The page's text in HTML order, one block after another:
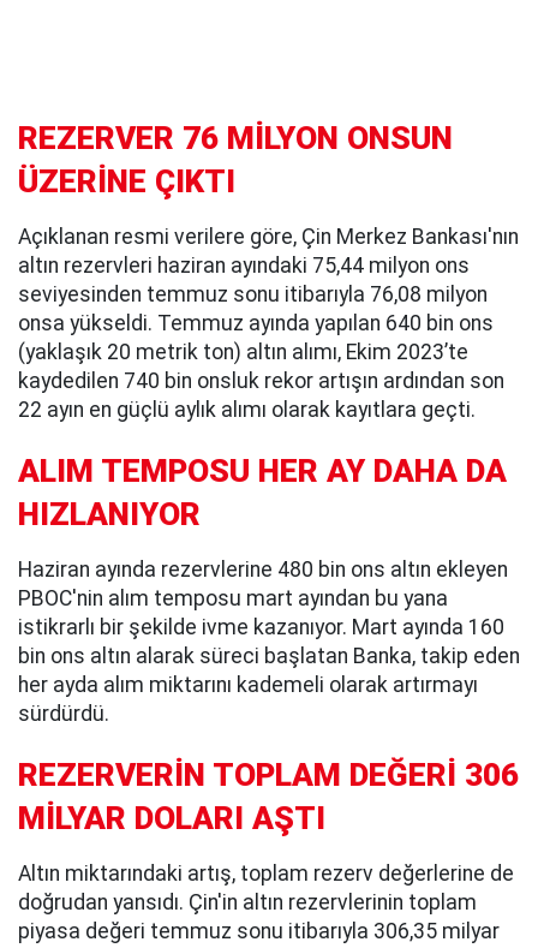
REZERVER 76 MİLYON ONSUN
ÜZERİNE ÇIKTI
Açıklanan resmi verilere göre, Çin Merkez Bankası'nın
altın rezervleri haziran ayındaki 75,44 milyon ons
seviyesinden temmuz sonu itibarıyla 76,08 milyon
onsa yükseldi. Temmuz ayında yapılan 640 bin ons
(yaklaşık 20 metrik ton) altın alımı, Ekim 2023’te
kaydedilen 740 bin onsluk rekor artışın ardından son
22 ayın en güçlü aylık alımı olarak kayıtlara geçti.
ALIM TEMPOSU HER AY DAHA DA
HIZLANIYOR
Haziran ayında rezervlerine 480 bin ons altın ekleyen
PBOC'nin alım temposu mart ayından bu yana
istikrarlı bir şekilde ivme kazanıyor. Mart ayında 160
bin ons altın alarak süreci başlatan Banka, takip eden
her ayda alım miktarını kademeli olarak artırmayı
sürdürdü.
REZERVERİN TOPLAM DEĞERİ 306
MİLYAR DOLARI AŞTI
Altın miktarındaki artış, toplam rezerv değerlerine de
doğrudan yansıdı. Çin'in altın rezervlerinin toplam
piyasa değeri temmuz sonu itibarıyla 306,35 milyar